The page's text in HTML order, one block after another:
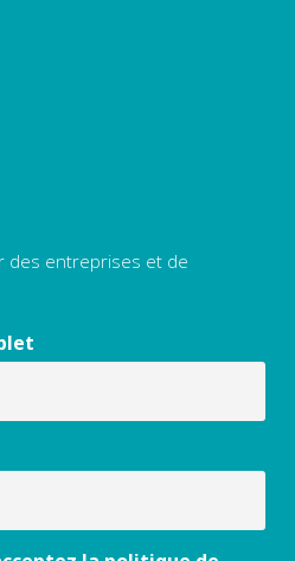
des entreprises et de